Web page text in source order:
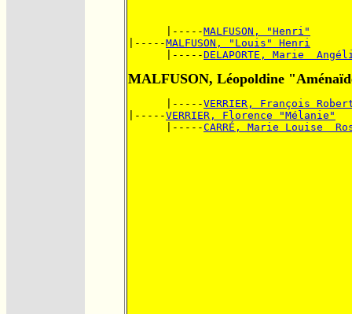
      |-----
MALFUSON, "Henri"
|-----MALFUSON, "Louis" Henri
      |-----
DELAPORTE, Marie
MALFUSON, Léopoldine
      |-----
VERRIER, François
|-----VERRIER, Florence "Mélanie"
      |-----
CARRÉ, Marie Louise